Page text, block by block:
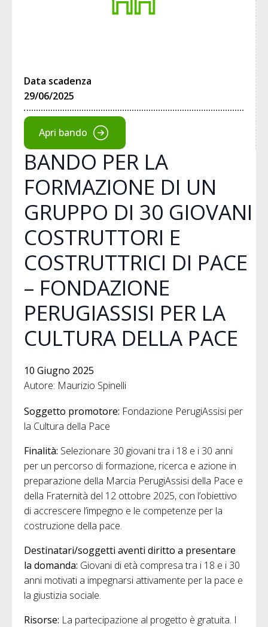
Data scadenza
29/06/2025
Apri bando
BANDO PER LA
FORMAZIONE DI UN
GRUPPO DI 30 GIOVANI
COSTRUTTORI E
COSTRUTTRICI DI PACE
– FONDAZIONE
PERUGIASSISI PER LA
CULTURA DELLA PACE
10 Giugno 2025
Autore: Maurizio Spinelli
Soggetto promotore: Fondazione PerugiAssisi per
la Cultura della Pace
Finalità: Selezionare 30 giovani tra i 18 e i 30 anni
per un percorso di formazione, ricerca e azione in
preparazione della Marcia PerugiAssisi della Pace e
della Fraternità del 12 ottobre 2025, con l’obiettivo
di accrescere l’impegno e le competenze per la
costruzione della pace.
Destinatari/soggetti aventi diritto a presentare
la domanda: Giovani di età compresa tra i 18 e i 30
anni motivati a impegnarsi attivamente per la pace e
la giustizia sociale.
Risorse: La partecipazione al progetto è gratuita. I